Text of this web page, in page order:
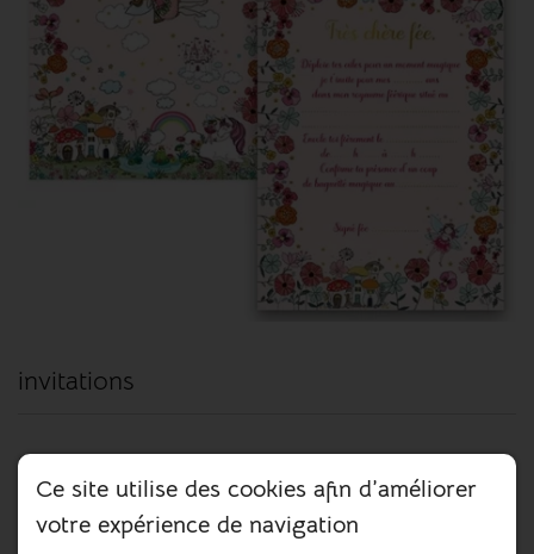
invitations
8 invitations + 8 enveloppes sur le thème des fées.
6,50 €
Ce site utilise des cookies afin d’améliorer
votre expérience de navigation